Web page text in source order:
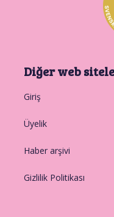
Diğer web
Giriş
Üyelik
Haber arşivi
Gizlilik Politikası